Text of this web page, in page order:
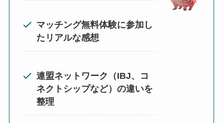
マッチング無料体験に参加し
たリアルな感想
連盟ネットワーク（IBJ、コ
ネクトシップなど）の違いを
整理